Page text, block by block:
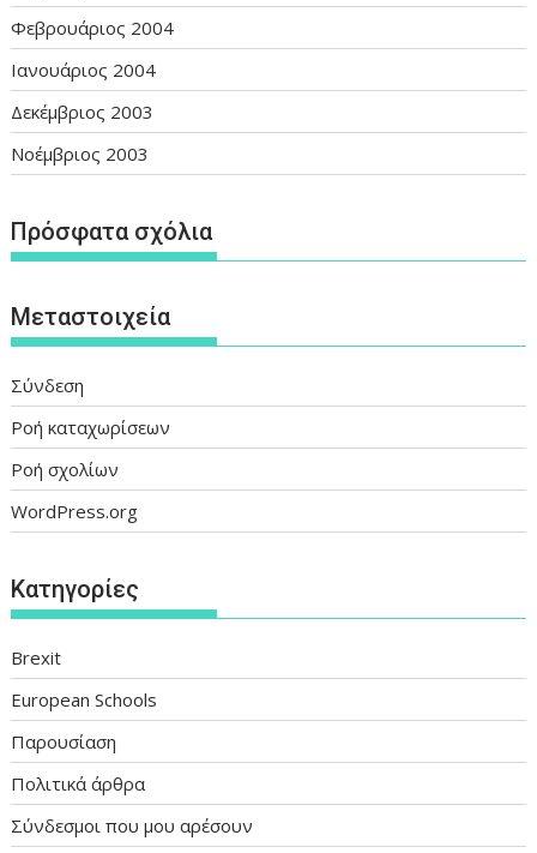
Φεβρουάριος 2004
Ιανουάριος 2004
Δεκέμβριος 2003
Νοέμβριος 2003
Πρόσφατα σχόλια
Μεταστοιχεία
Σύνδεση
Ροή καταχωρίσεων
Ροή σχολίων
WordPress.org
Kατηγορίες
Brexit
European Schools
Παρουσίαση
Πολιτικά άρθρα
Σύνδεσμοι που μου αρέσουν